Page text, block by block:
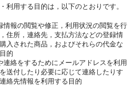
利用する目的は，以下のとおりです。
情報の閲覧や修正，利用状況の閲覧を行
住所，連絡先，支払方法などの登録情
入された商品，およびそれらの代金な
的
連絡をするためにメールアドレスを利用
送付したり必要に応じて連絡したりす
絡先情報を利用する目的